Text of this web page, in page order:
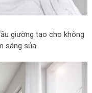
giường tạo cho không
sáng sủa